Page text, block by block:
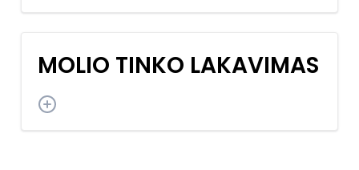
MOLIO TINKO LAKAVIMAS